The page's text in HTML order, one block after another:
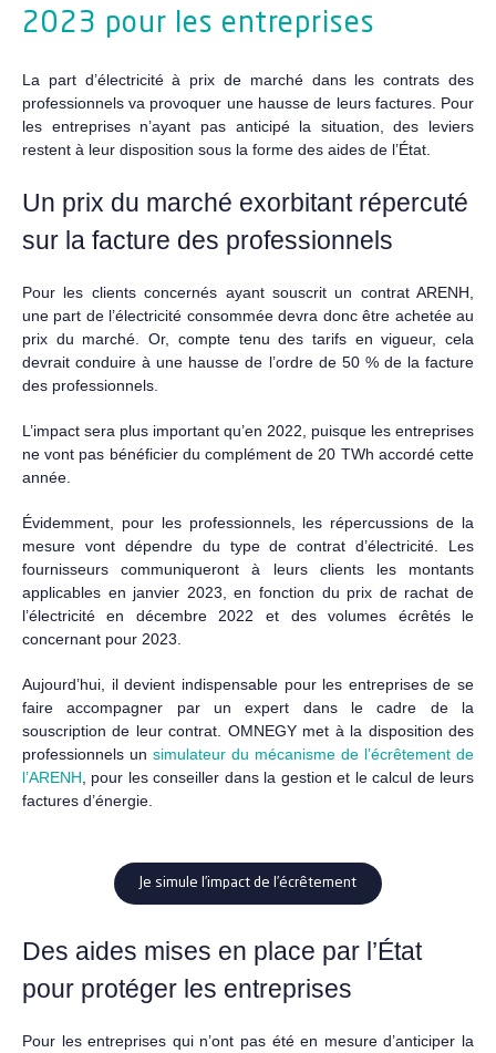
2023 pour les entreprises
La part d’électricité à prix de marché dans les contrats des
professionnels va provoquer une hausse de leurs factures. Pour
les entreprises n’ayant pas anticipé la situation, des leviers
restent à leur disposition sous la forme des aides de l’État.
Un prix du marché exorbitant répercuté
sur la facture des professionnels
Pour les clients concernés ayant souscrit un contrat ARENH,
une part de l’électricité consommée devra donc être achetée au
prix du marché. Or, compte tenu des tarifs en vigueur, cela
devrait conduire à une hausse de l’ordre de 50 % de la facture
des professionnels.
L’impact sera plus important qu’en 2022, puisque les entreprises
ne vont pas bénéficier du complément de 20 TWh accordé cette
année.
Évidemment, pour les professionnels, les répercussions de la
mesure vont dépendre du type de contrat d’électricité. Les
fournisseurs communiqueront à leurs clients les montants
applicables en janvier 2023, en fonction du prix de rachat de
l’électricité en décembre 2022 et des volumes écrêtés le
concernant pour 2023.
Aujourd’hui, il devient indispensable pour les entreprises de se
faire accompagner par un expert dans le cadre de la
souscription de leur contrat. OMNEGY met à la disposition des
professionnels un simulateur du mécanisme de l’écrêtement de
l’ARENH , pour les conseiller dans la gestion et le calcul de leurs
factures d’énergie.
Je simule l’impact de l’écrêtement
Des aides mises en place par l’État
pour protéger les entreprises
Pour les entreprises qui n’ont pas été en mesure d’anticiper la